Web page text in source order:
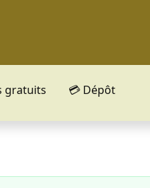
gratuits 💳 Dépôt